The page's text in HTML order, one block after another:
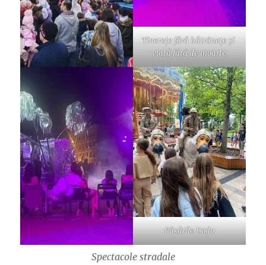
Tinerețe fără bătrânețe și
viață fără de moarte
Păsările Dodo
Spectacole stradale